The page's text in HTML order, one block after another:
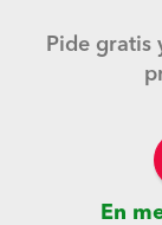
Pide gratis
En